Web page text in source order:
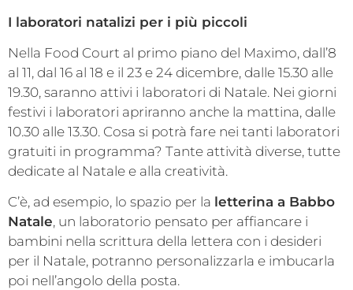
I laboratori natalizi per i più piccoli
Nella Food Court al primo piano del Maximo, dall’8
al 11, dal 16 al 18 e il 23 e 24 dicembre, dalle 15.30 alle
19.30, saranno attivi i laboratori di Natale. Nei giorni
festivi i laboratori apriranno anche la mattina, dalle
10.30 alle 13.30. Cosa si potrà fare nei tanti laboratori
gratuiti in programma? Tante attività diverse, tutte
dedicate al Natale e alla creatività.
C’è, ad esempio, lo spazio per la letterina a Babbo
Natale, un laboratorio pensato per affiancare i
bambini nella scrittura della lettera con i desideri
per il Natale, potranno personalizzarla e imbucarla
poi nell’angolo della posta.